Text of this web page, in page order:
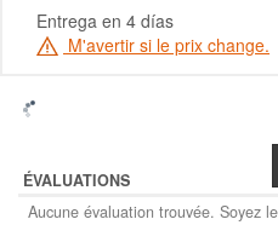
Entrega en 4 días
M'avertir si le prix change.
ÉVALUATIONS
Aucune évaluation trouvée. Soyez